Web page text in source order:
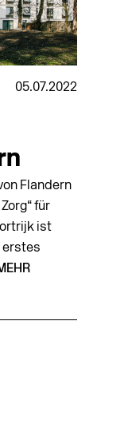
05.07.2022
Flandern
für
ist
erstes